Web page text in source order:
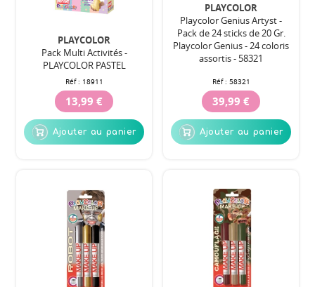
PLAYCOLOR
Pack Multi Activités -
PLAYCOLOR PASTEL
Réf : 18911
13,99 €
Ajouter au panier
PLAYCOLOR
Playcolor Genius Artyst -
Pack de 24 sticks de 20 Gr.
Playcolor Genius - 24 coloris
assortis - 58321
Réf : 58321
39,99 €
Ajouter au panier